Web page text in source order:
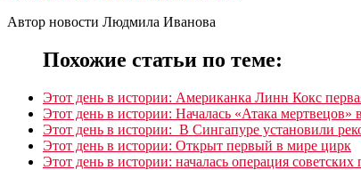
Автор новости Людмила Иванова
Похожие статьи по теме:
Этот день в истории: Американка Линн Кокс
Этот день в истории: Началась «Атака
Этот день в истории: В Сингапуре установили
Этот день в истории: Открыт первый в мире цирк
Этот день в истории: началась операция